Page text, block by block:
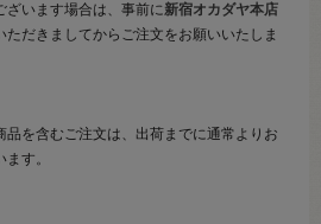
ざいます場合は、事前に新宿オカダヤ本店
だきましてからご注文をお願いいたしま
品を含むご注文は、出荷までに通常よりお
す。